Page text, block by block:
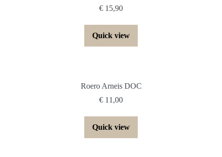
€ 15,90
Quick view
Roero Arneis DOC
€ 11,00
Quick view